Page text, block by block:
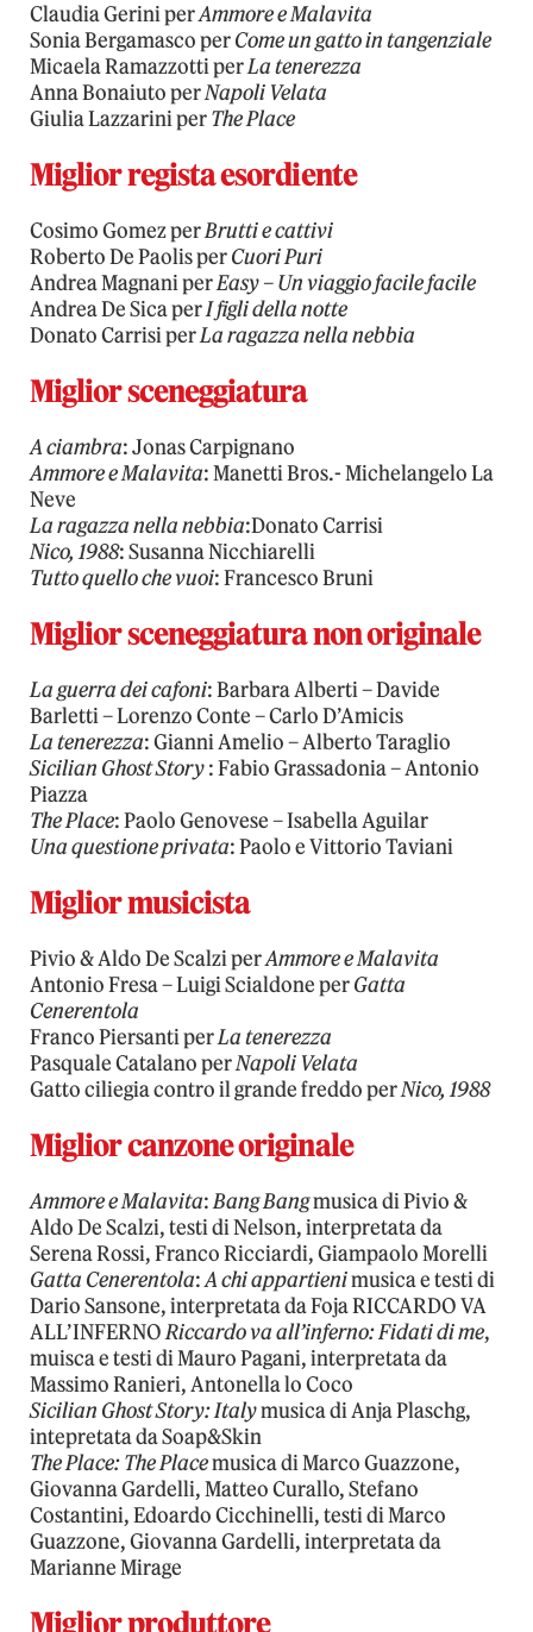
Claudia Gerini perAmmore e Malavita
Sonia Bergamasco perCome un gatto in tangenziale
Micaela Ramazzotti perLa tenerezza
Anna Bonaiuto perNapoli Velata
Giulia Lazzarini perThe Place
Miglior regista esordiente
Cosimo Gomez perBrutti e cattivi
Roberto De Paolis perCuori Puri
Andrea Magnani perEasy – Un viaggio facile facile
Andrea De Sica perI figli della notte
Donato Carrisi perLa ragazza nella nebbia
Miglior sceneggiatura
A ciambra: Jonas Carpignano
Ammore e Malavita: Manetti Bros.- Michelangelo La
Neve
La ragazza nella nebbia:Donato Carrisi
Nico, 1988: Susanna Nicchiarelli
Tutto quello che vuoi: Francesco Bruni
Miglior sceneggiatura non originale
La guerra dei cafoni: Barbara Alberti – Davide
Barletti – Lorenzo Conte – Carlo D’Amicis
La tenerezza: Gianni Amelio – Alberto Taraglio
Sicilian Ghost Story: Fabio Grassadonia – Antonio
Piazza
The Place: Paolo Genovese – Isabella Aguilar
Una questione privata: Paolo e Vittorio Taviani
Miglior musicista
Pivio & Aldo De Scalzi perAmmore e Malavita
Antonio Fresa – Luigi Scialdone perGatta
Cenerentola
Franco Piersanti perLa tenerezza
Pasquale Catalano perNapoli Velata
Gatto ciliegia contro il grande freddo perNico, 1988
Miglior canzone originale
Ammore e Malavita:Bang Bangmusica di Pivio &
Aldo De Scalzi, testi di Nelson, interpretata da
Serena Rossi, Franco Ricciardi, Giampaolo Morelli
Gatta Cenerentola:A chi appartienimusica e testi di
Dario Sansone, interpretata da Foja RICCARDO VA
ALL’INFERNORiccardo va all’inferno: Fidati di me,
muisca e testi di Mauro Pagani, interpretata da
Massimo Ranieri, Antonella lo Coco
Sicilian Ghost Story: Italymusica di Anja Plaschg,
intepretata da Soap&Skin
The Place: The Placemusica di Marco Guazzone,
Giovanna Gardelli, Matteo Curallo, Stefano
Costantini, Edoardo Cicchinelli, testi di Marco
Guazzone, Giovanna Gardelli, interpretata da
Marianne Mirage
Miglior produttore